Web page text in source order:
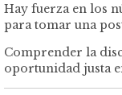
Hay fuerza en los
para tomar una
Comprender la
oportunidad justa